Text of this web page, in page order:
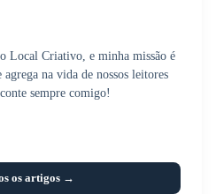
Local Criativo, e minha missão é
na vida de nossos leitores
sempre comigo!
os artigos →